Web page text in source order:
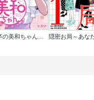
新卒の美和ちゃん～社内探偵外伝～